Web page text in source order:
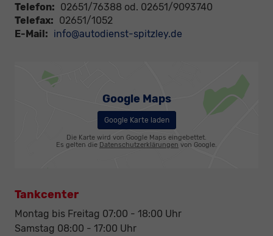
Telefon: 02651/76388 od. 02651/9093740
Telefax: 02651/1052
E-Mail: info@autodienst-spitzley.de
Google Maps
Google Karte laden
Die Karte wird von Google Maps eingebettet.
Es gelten die Datenschutzerklärungen von Google.
Tankcenter
Montag bis Freitag 07:00 - 18:00 Uhr
Samstag 08:00 - 17:00 Uhr